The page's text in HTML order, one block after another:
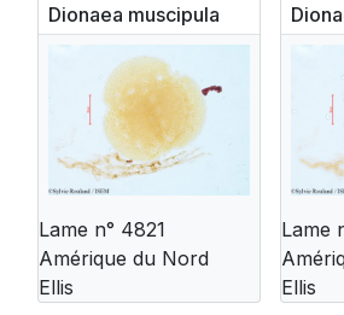
Dionaea muscipula
Lame n° 4821
Amérique du Nord
Ellis
Lame
Ellis